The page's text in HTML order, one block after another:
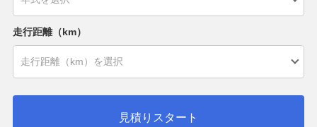
走行距離（km）
見積りスタート